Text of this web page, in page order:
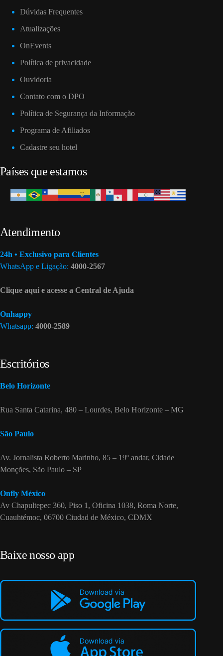
Dúvidas Frequentes
Atualizações
OnEvents
Política de privacidade
Ouvidoria
Contato com o DPO
Política de Segurança da Informação
Programa de Afiliados
Cadastre seu hotel
Países que estamos
Atendimento
24h • Exclusivo para Clientes
WhatsApp e Ligação: 4000-2567
Clique aqui e acesse a Central de Ajuda
Onhappy
Whatsapp: 4000-2589
Escritórios
Belo Horizonte
Rua Santa Catarina, 480 – Lourdes, Belo Horizonte – MG
São Paulo
Av. Jornalista Roberto Marinho, 85 – 19º andar, Cidade
Monções, São Paulo – SP
Onfly México
Av Chapultepec 360, Piso 1, Oficina 1038, Roma Norte,
Cuauhtémoc, 06700 Ciudad de México, CDMX
Baixe nosso app